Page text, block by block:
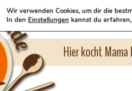
Hier kocht
Wir verwenden Cookies, um dir die
In den Einstellungen kannst du